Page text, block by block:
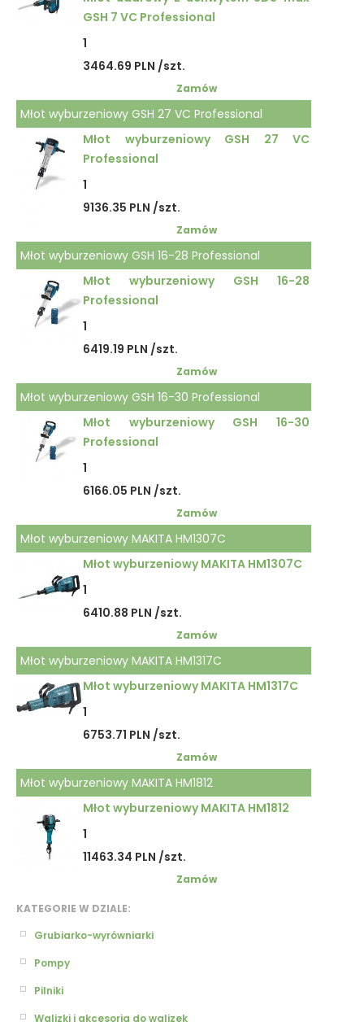
KATEGORIE W DZIALE:
Grubiarko-wyrówniarki
Pompy
Pilniki
Walizki i akcesoria do walizek
GSH 7 VC Professional
1
3464.69 PLN /szt.
Zamów
Młot wyburzeniowy GSH 27 VC Professional
Młot wyburzeniowy GSH 27 VC
Professional
1
9136.35 PLN /szt.
Zamów
Młot wyburzeniowy GSH 16-28 Professional
Młot wyburzeniowy GSH 16-28
Professional
1
6419.19 PLN /szt.
Zamów
Młot wyburzeniowy GSH 16-30 Professional
Młot wyburzeniowy GSH 16-30
Professional
1
6166.05 PLN /szt.
Zamów
Młot wyburzeniowy MAKITA HM1307C
Młot wyburzeniowy MAKITA HM1307C
1
6410.88 PLN /szt.
Zamów
Młot wyburzeniowy MAKITA HM1317C
Młot wyburzeniowy MAKITA HM1317C
1
6753.71 PLN /szt.
Zamów
Młot wyburzeniowy MAKITA HM1812
Młot wyburzeniowy MAKITA HM1812
1
11463.34 PLN /szt.
Zamów